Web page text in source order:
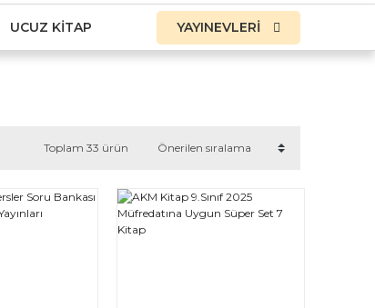
UCUZ KITAP YAYINEVLERİ
Toplam 33 ürün